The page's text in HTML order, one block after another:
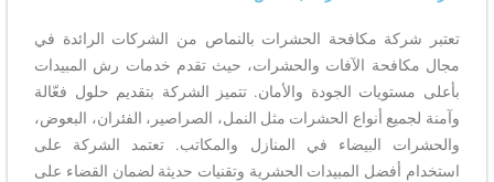
تعتبر شركة مكافحة الحشرات بالنماص من الشركات الرائدة في
مجال مكافحة الآفات والحشرات، حيث تقدم خدمات رش المبيدات
بأعلى مستويات الجودة والأمان. تتميز الشركة بتقديم حلول فعّالة
وآمنة لجميع أنواع الحشرات مثل النمل، الصراصير، الفئران، البعوض،
والحشرات البيضاء في المنازل والمكاتب. تعتمد الشركة على
استخدام أفضل المبيدات الحشرية وتقنيات حديثة لضمان القضاء على